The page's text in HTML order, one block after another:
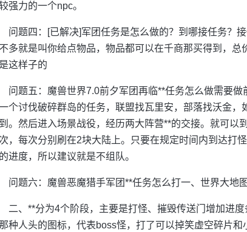
强力的一个npc。
问题四：[已解决]军团任务是怎么做的？到哪接任务？
多就是叫你给点物品，物品都可以在千商那买得到，
这样子的
问题五：魔兽世界7.0前夕军团再临**任务怎么做需要
个讨伐破碎群岛的任务，联盟找瓦里安，部落找沃金
。然后进入场景战役，经历两大阵营**的交接。就可以
，每次分别刷在2块大陆上。只要在规定时间内到达打
进度，所以建议就是不组队。
问题六：魔兽恶魔猎手军团**任务怎么打一、世界大地
二、**分为4个阶段，主要是打怪、摧毁传送门增加进
种人头的图标，代表boss怪，打了可以掉笑虚空碎片